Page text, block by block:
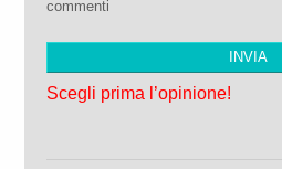
commenti
Scegli prima l’opinione!